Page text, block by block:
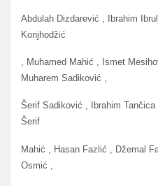
Abdulah Dizdarević , Ibrahim
Konjhodžić
, Muhamed Mahić , Ismet
Muharem Sadiković ,
Šerif Sadiković , Ibrahim
Šerif
Mahić , Hasan Fazlić , Džemal
Osmić ,